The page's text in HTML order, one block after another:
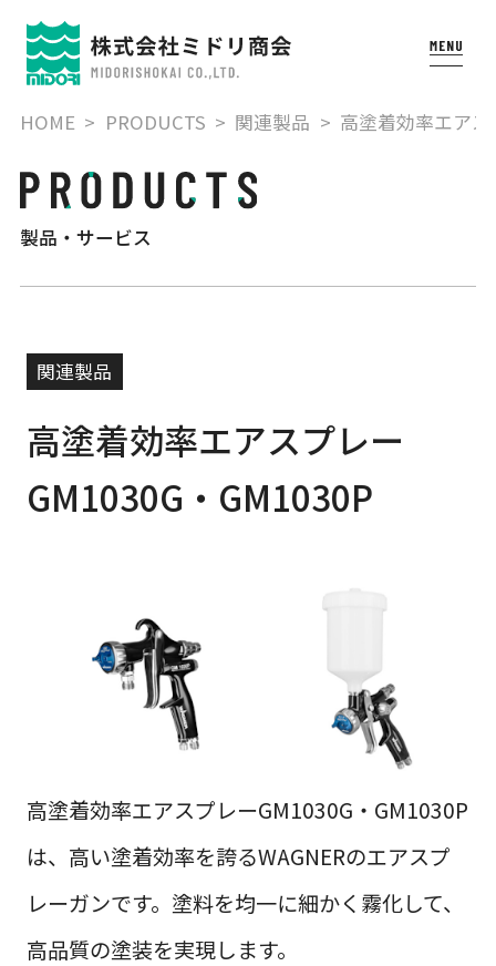
HOME PRODUCTS 関連製品 高塗着効率エア
製品・サービス
関連製品
高塗着効率エアスプレー
GM1030G・GM1030P
高塗着効率エアスプレーGM1030G・GM1030P
は、高い塗着効率を誇るWAGNERのエアスプ
レーガンです。塗料を均一に細かく霧化して、
高品質の塗装を実現します。